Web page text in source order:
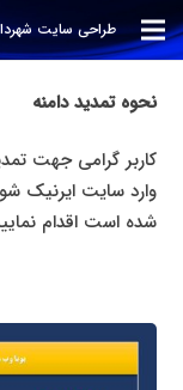
طراحی سایت
نحوه تمدید دامنه
کاربر گرامی جهت
وارد سایت ایرنیک
شده است اقدام